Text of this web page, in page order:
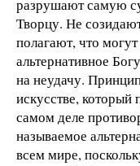
разрушают самую
Творцу. Не
полагают, что
альтернативное
на неудачу.
искусстве, который
самом деле
называемое
всем мире,